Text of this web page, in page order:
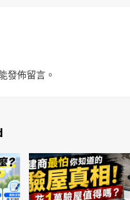
發佈留言。